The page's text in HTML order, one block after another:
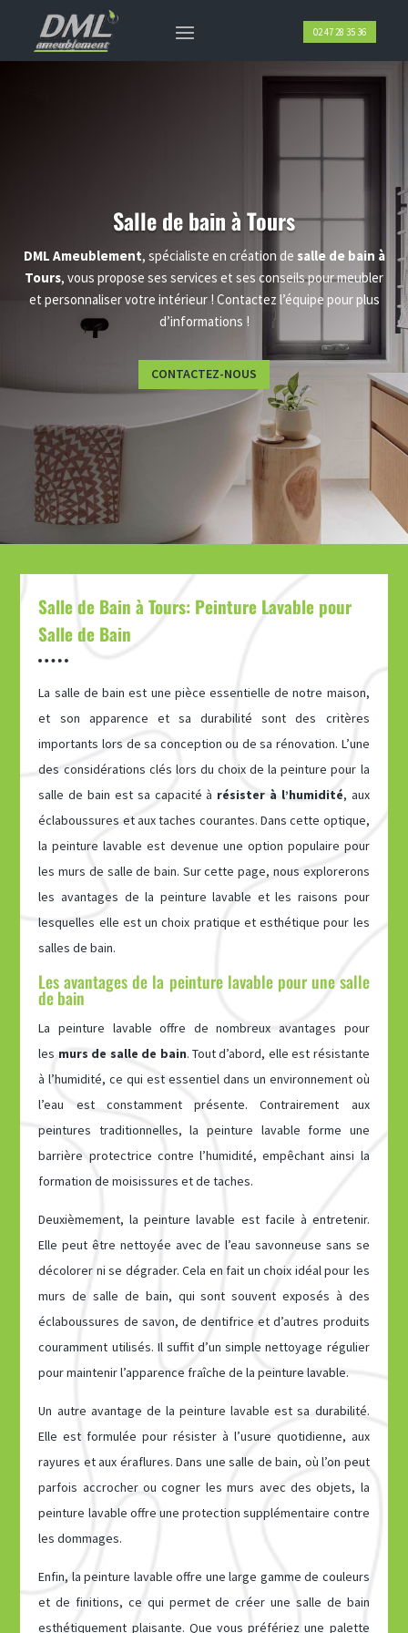
02 47 28 35 36
Salle de bainà Tours
DML Ameublement, spécialiste en création de salle de bain à
Tours, vous propose ses services et ses conseils pour meubler
et personnaliser votre intérieur ! Contactez l’équipe pour plus
d’informations !
CONTACTEZ-NOUS
Salle de Bain à Tours: Peinture Lavable pour
Salle de Bain
La salle de bain est une pièce essentielle de notre maison,
et son apparence et sa durabilité sont des critères
importants lors de sa conception ou de sa rénovation. L’une
des considérations clés lors du choix de la peinture pour la
salle de bain est sa capacité à résister à l’humidité, aux
éclaboussures et aux taches courantes. Dans cette optique,
la peinture lavable est devenue une option populaire pour
les murs de salle de bain. Sur cette page, nous explorerons
les avantages de la peinture lavable et les raisons pour
lesquelles elle est un choix pratique et esthétique pour les
salles de bain.
Les avantages de la peinture lavable pour une salle
de bain
La peinture lavable offre de nombreux avantages pour
les murs de salle de bain. Tout d’abord, elle est résistante
à l’humidité, ce qui est essentiel dans un environnement où
l’eau est constamment présente. Contrairement aux
peintures traditionnelles, la peinture lavable forme une
barrière protectrice contre l’humidité, empêchant ainsi la
formation de moisissures et de taches.
Deuxièmement, la peinture lavable est facile à entretenir.
Elle peut être nettoyée avec de l’eau savonneuse sans se
décolorer ni se dégrader. Cela en fait un choix idéal pour les
murs de salle de bain, qui sont souvent exposés à des
éclaboussures de savon, de dentifrice et d’autres produits
couramment utilisés. Il suffit d’un simple nettoyage régulier
pour maintenir l’apparence fraîche de la peinture lavable.
Un autre avantage de la peinture lavable est sa durabilité.
Elle est formulée pour résister à l’usure quotidienne, aux
rayures et aux éraflures. Dans une salle de bain, où l’on peut
parfois accrocher ou cogner les murs avec des objets, la
peinture lavable offre une protection supplémentaire contre
les dommages.
Enfin, la peinture lavable offre une large gamme de couleurs
et de finitions, ce qui permet de créer une salle de bain
esthétiquement plaisante. Que vous préfériez une palette